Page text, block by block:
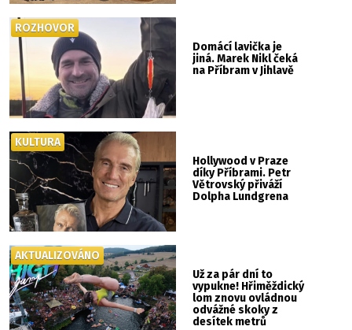
Domácí lavička je
jiná. Marek Nikl čeká
na Příbram v Jihlavě
ROZHOVOR
Hollywood v Praze
díky Příbrami. Petr
Větrovský přiváží
Dolpha Lundgrena
KULTURA
Už za pár dní to
vypukne! Hřiměždický
lom znovu ovládnou
odvážné skoky z
desítek metrů
AKTUALIZOVÁNO